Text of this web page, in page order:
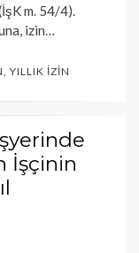
m. 54/4).
izin…
YILLIK İZIN
İşçinin